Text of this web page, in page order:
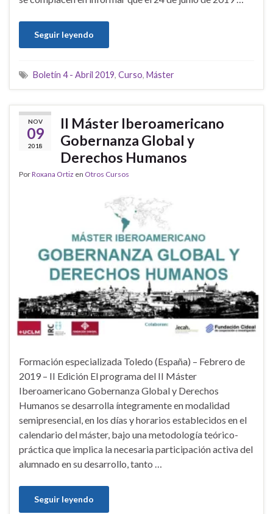
Seguir leyendo
Boletín 4 - Abril 2019, Curso, Máster
NOV
09
2018
II Máster Iberoamericano
Gobernanza Global y
Derechos Humanos
PorRoxana Ortiz en Otros Cursos
Formación especializada Toledo (España) – Febrero de
2019 – II Edición El programa del II Máster
Iberoamericano Gobernanza Global y Derechos
Humanos se desarrolla íntegramente en modalidad
semipresencial, en los días y horarios establecidos en el
calendario del máster, bajo una metodología teórico-
práctica que implica la necesaria participación activa del
alumnado en su desarrollo, tanto …
Seguir leyendo